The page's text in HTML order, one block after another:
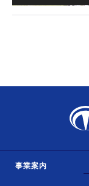
事業案内